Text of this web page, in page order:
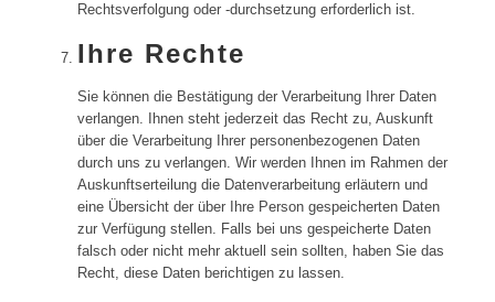
Rechtsverfolgung oder -durchsetzung erforderlich ist.
Ihre Rechte
Sie können die Bestätigung der Verarbeitung Ihrer Daten
verlangen. Ihnen steht jederzeit das Recht zu, Auskunft
über die Verarbeitung Ihrer personenbezogenen Daten
durch uns zu verlangen. Wir werden Ihnen im Rahmen der
Auskunftserteilung die Datenverarbeitung erläutern und
eine Übersicht der über Ihre Person gespeicherten Daten
zur Verfügung stellen. Falls bei uns gespeicherte Daten
falsch oder nicht mehr aktuell sein sollten, haben Sie das
Recht, diese Daten berichtigen zu lassen.